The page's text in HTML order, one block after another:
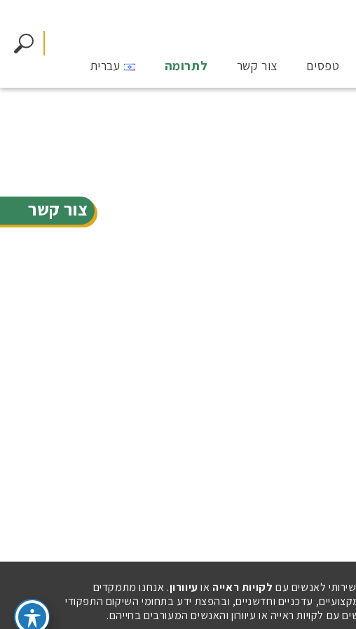
צור קשר
טפסים צור קשר לתרומה עברית
לאנשים עם לקויות ראייה אועיוורון. אנחנו מתמקדים
עדכניים וחדשניים, ובהפצת ידע בתחומי השיקום התפקודי
עם לקויות ראייה או עיוורון והאנשים המעורבים בחייהם.